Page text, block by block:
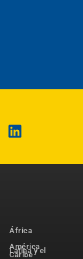
África
América
Latina y el
Caribe